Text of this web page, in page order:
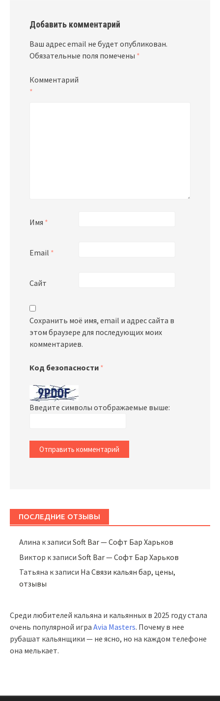
Добавить комментарий
Ваш адрес email не будет опубликован.
Обязательные поля помечены *
Комментарий
*
Имя *
Email *
Сайт
Сохранить моё имя, email и адрес сайта в
этом браузере для последующих моих
комментариев.
Код безопасности *
Введите символы отображаемые выше:
ПОСЛЕДНИЕ ОТЗЫВЫ
Алина к записиSoft Bar — Софт Бар Харьков
Виктор к записиSoft Bar — Софт Бар Харьков
Татьяна к записи На Связи кальян бар, цены,
отзывы
Среди любителей кальяна и кальянных в 2025 году стала
очень популярной игра Avia Masters. Почему в нее
рубашат кальянщики — не ясно, но на каждом телефоне
она мелькает.